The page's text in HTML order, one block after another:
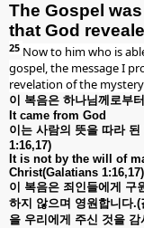
The Gospel
that God
25 Now to him who is
gospel, the message I
revelation of the
이 복음은 하나님께로부터
It came from God
이는 사람의 뜻을 따라 된
1:16,17)
It is not by the will of
Christ(Galatians 1:16,17)
이
복음은 죄인들에게 구
하지 않으며 영원합니다.(
을 우리에게 주신 것을 감